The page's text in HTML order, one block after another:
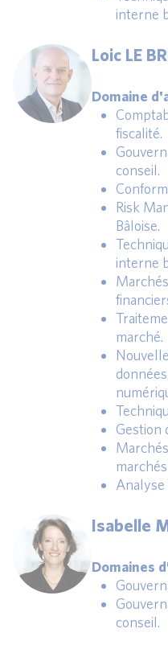
interne
Loic LE
Domaine
fiscalité.
conseil.
Risk
Bâloise.
interne
marché.
Gestion
Analyse
Isabelle
Domaines
conseil.